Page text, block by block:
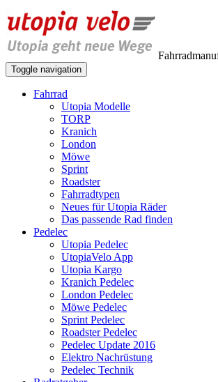
Toggle navigation
Fahrrad
Utopia Modelle
TORP
Kranich
London
Möwe
Sprint
Roadster
Fahrradtypen
Neues für Utopia Räder
Das passende Rad finden
Pedelec
Utopia Pedelec
UtopiaVelo App
Utopia Kargo
Kranich Pedelec
London Pedelec
Möwe Pedelec
Sprint Pedelec
Roadster Pedelec
Pedelec Update 2016
Elektro Nachrüstung
Pedelec Technik